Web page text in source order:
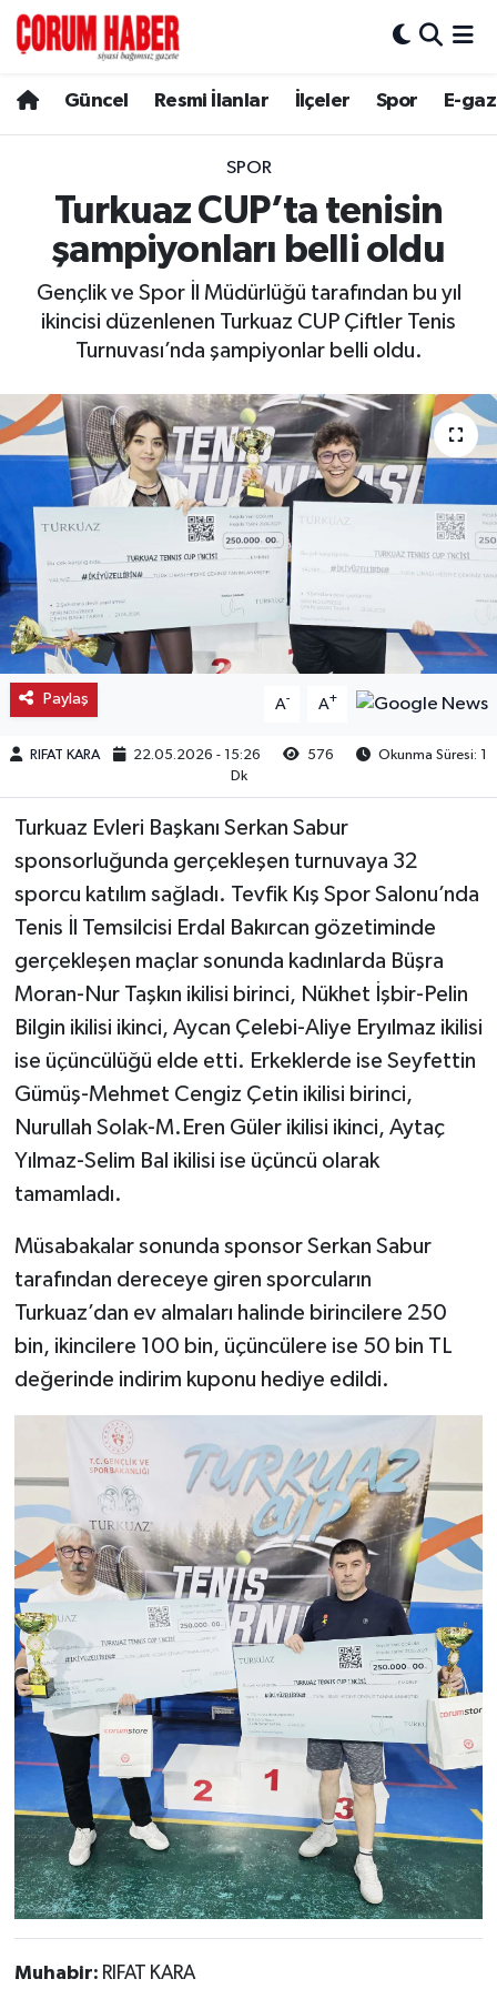
Güncel Resmi İlanlar İlçeler Spor E-
SPOR
Turkuaz CUP’ta tenisin
şampiyonları belli oldu
Gençlik ve Spor İl Müdürlüğü tarafından bu yıl
ikincisi düzenlenen Turkuaz CUP Çiftler Tenis
Turnuvası’nda şampiyonlar belli oldu.
Paylaş A- A+
RIFAT KARA 22.05.2026 - 15:26 576
Okunma Süresi: 1
Dk
Turkuaz Evleri Başkanı Serkan Sabur
sponsorluğunda gerçekleşen turnuvaya 32
sporcu katılım sağladı. Tevfik Kış Spor Salonu’nda
Tenis İl Temsilcisi Erdal Bakırcan gözetiminde
gerçekleşen maçlar sonunda kadınlarda Büşra
Moran-Nur Taşkın ikilisi birinci, Nükhet İşbir-Pelin
Bilgin ikilisi ikinci, Aycan Çelebi-Aliye Eryılmaz ikilisi
ise üçüncülüğü elde etti. Erkeklerde ise Seyfettin
Gümüş-Mehmet Cengiz Çetin ikilisi birinci,
Nurullah Solak-M.Eren Güler ikilisi ikinci, Aytaç
Yılmaz-Selim Bal ikilisi ise üçüncü olarak
tamamladı.
Müsabakalar sonunda sponsor Serkan Sabur
tarafından dereceye giren sporcuların
Turkuaz’dan ev almaları halinde birincilere 250
bin, ikincilere 100 bin, üçüncülere ise 50 bin TL
değerinde indirim kuponu hediye edildi.
Muhabir: RIFAT KARA
Spor
Resmi İlanlar
Alaca
Bayat
Dodurga
İskilip
Kargı
Mecitözü
Oğuzlar
Ortaköy
Osmancık
Sungurlu
Uğurludağ
Sağlık
Hava Durumu
Çorum Namaz Vakitleri
Trafik Durumu
Süper Lig Puan Durumu ve Fikstür
Son Dakika Haberleri
Haber Arşivi